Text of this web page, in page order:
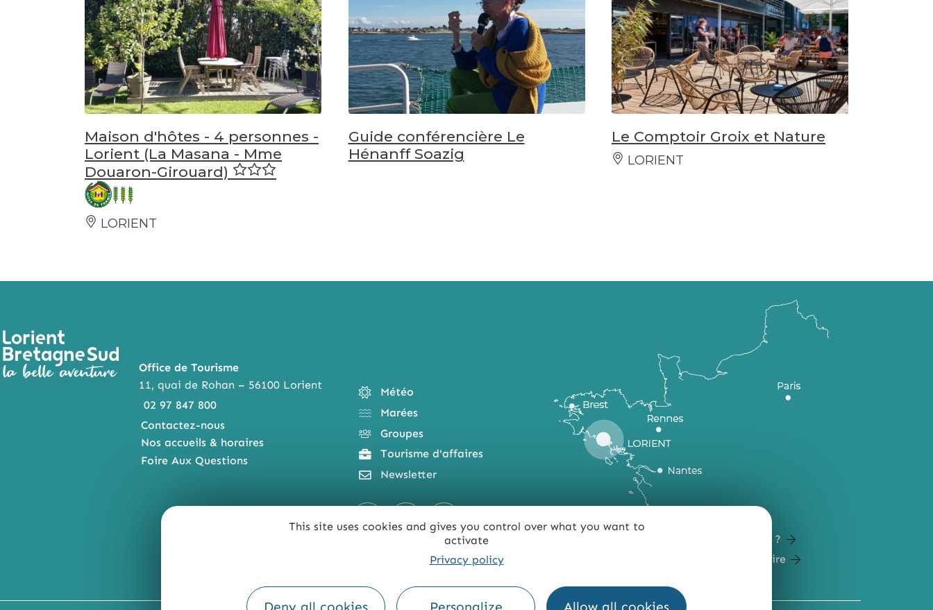
This site uses cookies and gives you control over what you want to
activate
Privacy policy
Maison d'hôtes - 4 personnes -
Lorient (La Masana - Mme
Douaron-Girouard)
LORIENT
Guide conférencière Le
Hénanff Soazig
Le Comptoir Groix et Nature
LORIENT
Office de Tourisme
11, quai de Rohan – 56100 Lorient
02 97 847 800
Contactez-nous
Nos accueils & horaires
Foire Aux Questions
Météo
Marées
Groupes
Tourisme d'affaires
Newsletter
Comment venir ?
Carte du territoire